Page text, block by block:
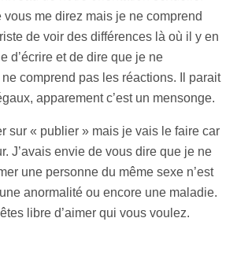
me direz mais je ne comprend
de voir des différences là où il y en
d’écrire et de dire que je ne
comprend pas les réactions. Il parait
apparement c’est un mensonge.
sur « publier » mais je vais le faire car
J’avais envie de vous dire que je ne
une personne du même sexe n’est
anormalité ou encore une maladie.
libre d’aimer qui vous voulez.